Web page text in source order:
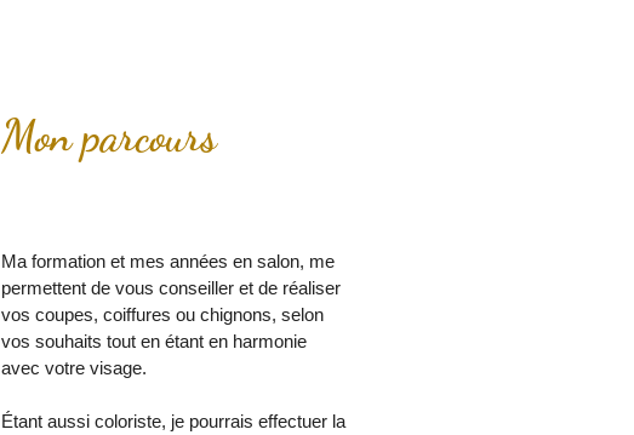
Mon parcours
Ma formation et mes années en salon, me
permettent de vous conseiller et de réaliser
vos coupes, coiffures ou chignons, selon
vos souhaits tout en étant en harmonie
avec votre visage.
Étant aussi coloriste, je pourrais effectuer la